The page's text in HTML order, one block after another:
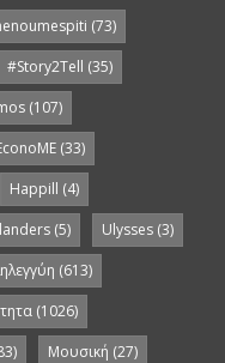
(73)
#Story2Tell (35)
(107)
(33)
Happill (4)
(5) Ulysses (3)
(613)
(1026)
Μουσική (27)